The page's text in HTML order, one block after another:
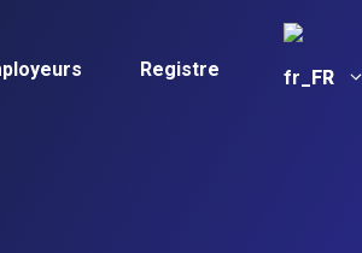
Registre FR